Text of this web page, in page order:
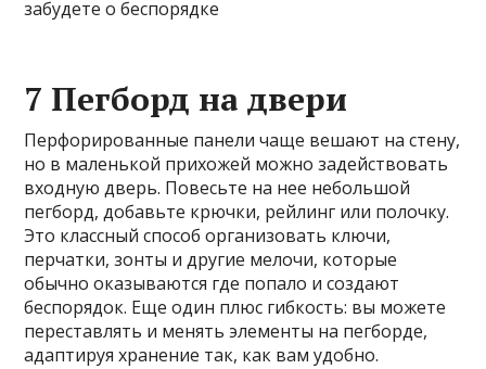
7 Пегборд на двери
Перфорированные панели чаще вешают на стену,
но в маленькой прихожей можно задействовать
входную дверь. Повесьте на нее небольшой
пегборд, добавьте крючки, рейлинг или полочку.
Это классный способ организовать ключи,
перчатки, зонты и другие мелочи, которые
обычно оказываются где попало и создают
беспорядок. Еще один плюс гибкость: вы можете
переставлять и менять элементы на пегборде,
адаптируя хранение так, как вам удобно.